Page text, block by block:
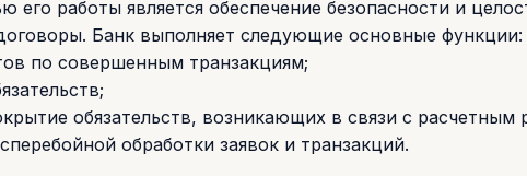
его работы является обеспечение безопасности и
Банк выполняет следующие основные функции:
по совершенным транзакциям;
обязательств, возникающих в связи с расчетным
обработки заявок и транзакций.